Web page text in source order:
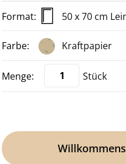
50 x 70 cm
Kraftpapier
Stück